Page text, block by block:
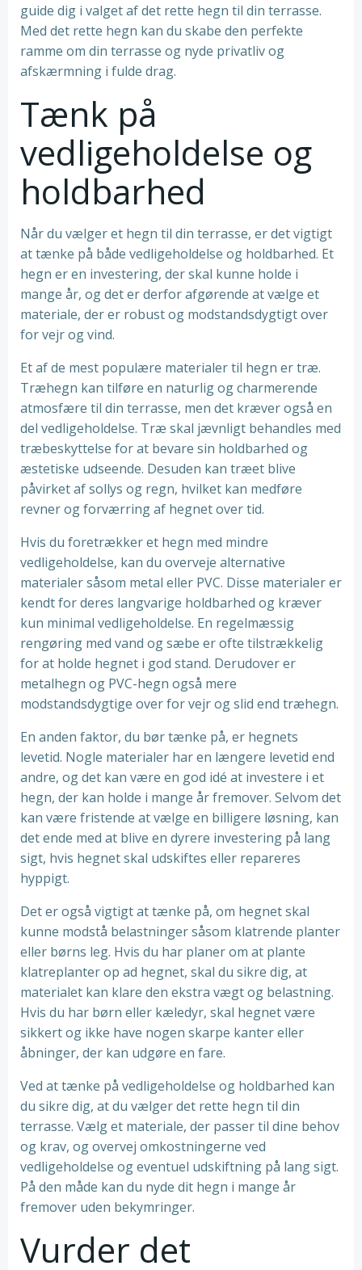
guide dig i valget af det rette hegn til din terrasse.
Med det rette hegn kan du skabe den perfekte
ramme om din terrasse og nyde privatliv og
afskærmning i fulde drag.
Tænk på
vedligeholdelse og
holdbarhed
Når du vælger et hegn til din terrasse, er det vigtigt
at tænke på både vedligeholdelse og holdbarhed. Et
hegn er en investering, der skal kunne holde i
mange år, og det er derfor afgørende at vælge et
materiale, der er robust og modstandsdygtigt over
for vejr og vind.
Et af de mest populære materialer til hegn er træ.
Træhegn kan tilføre en naturlig og charmerende
atmosfære til din terrasse, men det kræver også en
del vedligeholdelse. Træ skal jævnligt behandles med
træbeskyttelse for at bevare sin holdbarhed og
æstetiske udseende. Desuden kan træet blive
påvirket af sollys og regn, hvilket kan medføre
revner og forværring af hegnet over tid.
Hvis du foretrækker et hegn med mindre
vedligeholdelse, kan du overveje alternative
materialer såsom metal eller PVC. Disse materialer er
kendt for deres langvarige holdbarhed og kræver
kun minimal vedligeholdelse. En regelmæssig
rengøring med vand og sæbe er ofte tilstrækkelig
for at holde hegnet i god stand. Derudover er
metalhegn og PVC-hegn også mere
modstandsdygtige over for vejr og slid end træhegn.
En anden faktor, du bør tænke på, er hegnets
levetid. Nogle materialer har en længere levetid end
andre, og det kan være en god idé at investere i et
hegn, der kan holde i mange år fremover. Selvom det
kan være fristende at vælge en billigere løsning, kan
det ende med at blive en dyrere investering på lang
sigt, hvis hegnet skal udskiftes eller repareres
hyppigt.
Det er også vigtigt at tænke på, om hegnet skal
kunne modstå belastninger såsom klatrende planter
eller børns leg. Hvis du har planer om at plante
klatreplanter op ad hegnet, skal du sikre dig, at
materialet kan klare den ekstra vægt og belastning.
Hvis du har børn eller kæledyr, skal hegnet være
sikkert og ikke have nogen skarpe kanter eller
åbninger, der kan udgøre en fare.
Ved at tænke på vedligeholdelse og holdbarhed kan
du sikre dig, at du vælger det rette hegn til din
terrasse. Vælg et materiale, der passer til dine behov
og krav, og overvej omkostningerne ved
vedligeholdelse og eventuel udskiftning på lang sigt.
På den måde kan du nyde dit hegn i mange år
fremover uden bekymringer.
Vurder det